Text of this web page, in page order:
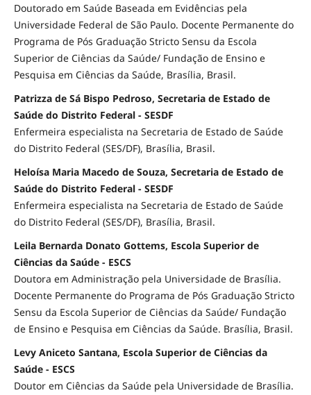
Doutorado em Saúde Baseada em Evidências pela
Universidade Federal de São Paulo. Docente Permanente do
Programa de Pós Graduação Stricto Sensu da Escola
Superior de Ciências da Saúde/ Fundação de Ensino e
Pesquisa em Ciências da Saúde, Brasília, Brasil.
Patrizza de Sá Bispo Pedroso, Secretaria de Estado de
Saúde do Distrito Federal - SESDF
Enfermeira especialista na Secretaria de Estado de Saúde
do Distrito Federal (SES/DF), Brasília, Brasil.
Heloísa Maria Macedo de Souza, Secretaria de Estado de
Saúde do Distrito Federal - SESDF
Enfermeira especialista na Secretaria de Estado de Saúde
do Distrito Federal (SES/DF), Brasília, Brasil.
Leila Bernarda Donato Gottems, Escola Superior de
Ciências da Saúde - ESCS
Doutora em Administração pela Universidade de Brasília.
Docente Permanente do Programa de Pós Graduação Stricto
Sensu da Escola Superior de Ciências da Saúde/ Fundação
de Ensino e Pesquisa em Ciências da Saúde. Brasília, Brasil.
Levy Aniceto Santana, Escola Superior de Ciências da
Saúde - ESCS
Doutor em Ciências da Saúde pela Universidade de Brasília.